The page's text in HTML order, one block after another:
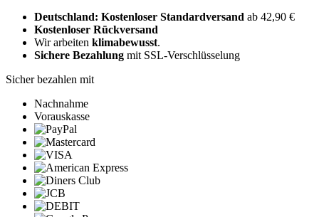
Deutschland: Kostenloser Standardversand ab 42,90 €
Kostenloser Rückversand
Wir arbeiten klimabewusst.
Sichere Bezahlung mit SSL-Verschlüsselung
Sicher bezahlen mit
Nachnahme
Vorauskasse